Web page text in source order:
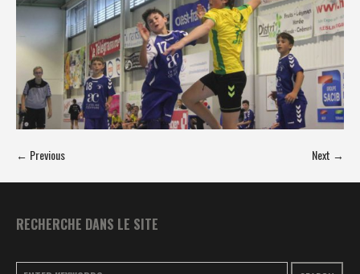
← Previous Next →
RECHERCHE DANS LE SITE